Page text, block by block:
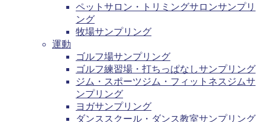
ペットサロン・トリミングサロンサンプリ
ング
牧場サンプリング
運動
ゴルフ場サンプリング
ゴルフ練習場・打ちっぱなしサンプリング
ジム・スポーツジム・フィットネスジムサ
ンプリング
ヨガサンプリング
ダンススクール・ダンス教室サンプリング